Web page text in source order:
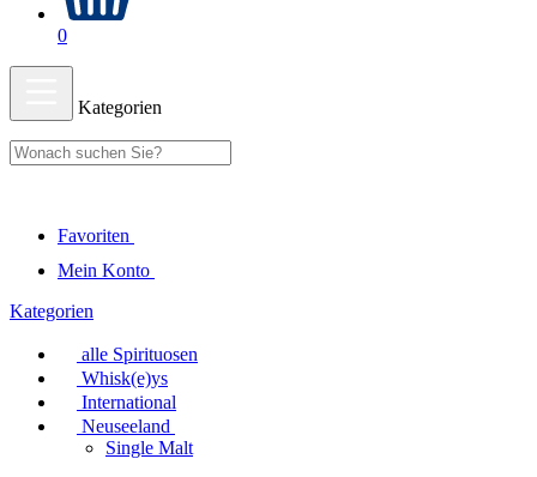
0
Kategorien
Favoriten
Mein Konto
Kategorien
alle Spirituosen
Whisk(e)ys
International
Neuseeland
Single Malt